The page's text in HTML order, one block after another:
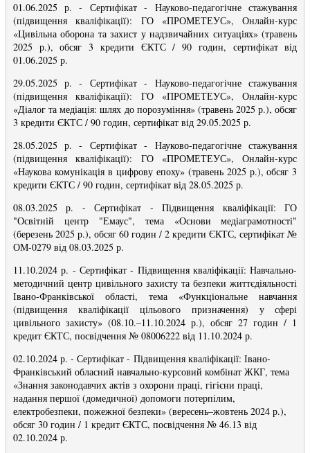
01.06.2025 р. - Сертифікат -Науково-педагогічне стажування
(підвищення кваліфікації): ГО «ПРОМЕТЕУС», Онлайн-курс
«Цивільна оборона та захист у надзвичайних ситуаціях» (травень
2025 р.), обсяг 3 кредити ЄКТС / 90 годин, сертифікат від
01.06.2025 р.
29.05.2025 р. - Сертифікат -Науково-педагогічне стажування
(підвищення кваліфікації): ГО «ПРОМЕТЕУС», Онлайн-курс
«Діалог та медіація: шлях до порозуміння» (травень 2025 р.), обсяг
3 кредити ЄКТС / 90 годин, сертифікат від 29.05.2025 р.
28.05.2025 р. - Сертифікат -Науково-педагогічне стажування
(підвищення кваліфікації): ГО «ПРОМЕТЕУС», Онлайн-курс
«Наукова комунікація в цифрову епоху» (травень 2025 р.), обсяг 3
кредити ЄКТС / 90 годин, сертифікат від 28.05.2025 р.
08.03.2025 р. - Сертифікат - Підвищення кваліфікації: ГО
"Освітній центр "Емаус", тема «Основи медіаграмотності"
(березень 2025 р.), обсяг 60 годин / 2 кредити ЄКТС, сертифікат №
ОМ-0279 від 08.03.2025 р.
11.10.2024 р. - Сертифікат - Підвищення кваліфікації: Навчально-
методичний центр цивільного захисту та безпеки життєдіяльності
Івано-Франківської області, тема «Функціональне навчання
(підвищення кваліфікації цільового призначення) у сфері
цивільного захисту» (08.10.–11.10.2024 р.), обсяг 27 годин / 1
кредит ЄКТС, посвідчення № 08006222 від 11.10.2024 р.
02.10.2024 р. - Сертифікат - Підвищення кваліфікації: Івано-
Франківський обласний навчально-курсовий комбінат ЖКГ, тема
«Знання законодавчих актів з охорони праці, гігієни праці,
надання першої (домедичної) допомоги потерпілим,
електробезпеки, пожежної безпеки» (вересень–жовтень 2024 р.),
обсяг 30 годин / 1 кредит ЄКТС, посвідчення № 46.13 від
02.10.2024 р.